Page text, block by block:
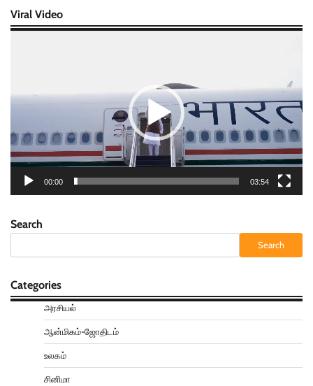
Viral Video
00:00 03:54
Search
Search
Categories
அரசியல்
ஆன்மிகம்-ஜோதிடம்
உலகம்
சினிமா